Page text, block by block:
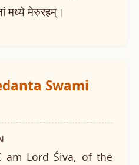
मध्ये मेरुरहम्।
Swami
am Lord Śiva, of the